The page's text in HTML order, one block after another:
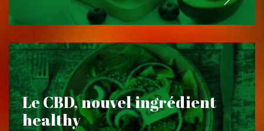
Le CBD, nouvel ingrédient
healthy